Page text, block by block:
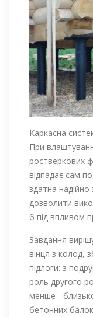
Каркасна
При
ростверкових
відпадає сам
здатна надійно
дозволити
б під впливом
Завдання
вінця з колод,
підлоги: з
роль другого
менше -
бетонних балок